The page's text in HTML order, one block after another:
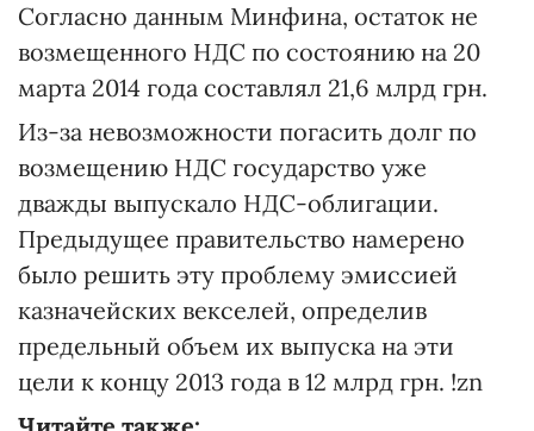
Согласно данным Минфина, остаток не
возмещенного НДС по состоянию на 20
марта 2014 года составлял 21,6 млрд грн.
Из-за невозможности погасить долг по
возмещению НДС государство уже
дважды выпускало НДС-облигации.
Предыдущее правительство намерено
было решить эту проблему эмиссией
казначейских векселей, определив
предельный объем их выпуска на эти
цели к концу 2013 года в 12 млрд грн. !zn